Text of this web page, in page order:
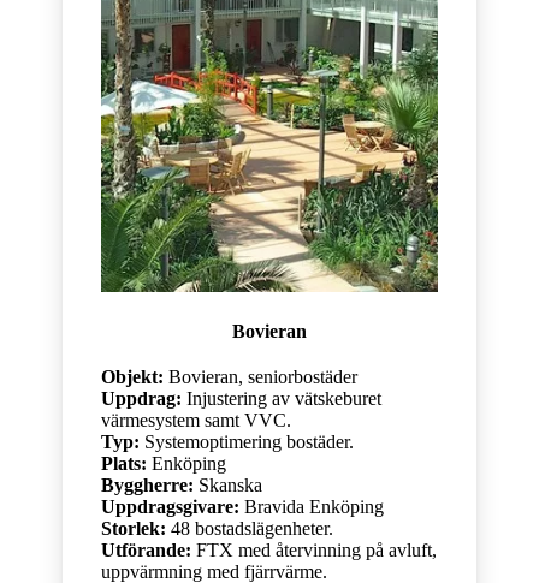
Bovieran
Objekt: Bovieran, seniorbostäder
Uppdrag: Injustering av vätskeburet
värmesystem samt VVC.
Typ: Systemoptimering bostäder.
Plats: Enköping
Byggherre: Skanska
Uppdragsgivare: Bravida Enköping
Storlek: 48 bostadslägenheter.
Utförande: FTX med återvinning på avluft,
uppvärmning med fjärrvärme.